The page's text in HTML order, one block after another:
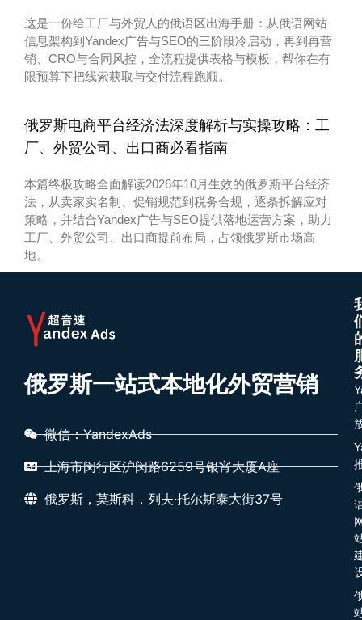
这是一份给工厂与外贸人的俄语区出海手册：从俄语网站
信息架构到Yandex广告与SEO的三阶段冷启动，再到再营
销、CRO与合同风控，全流程提供表格与模板，帮你在有
限预算下把线索获取与交付流程跑顺。
俄罗斯电商平台经济法深度解析与实操攻略：工
厂、外贸公司、出口商必看指南
本篇终极攻略全面解读2026年10月生效的俄罗斯平台经济
法，从卖家实名制、促销规范到税务合规，逐条拆解应对
策略，并结合Yandex广告与SEO提供落地运营方案，助力
工厂、外贸公司、出口商提前布局，占领俄罗斯市场高
地。
俄罗斯一站式本地化外贸营销
微信：YandexAds
上海市闵行区沪闵路6259号银宵大厦A座
俄罗斯，莫斯科，列夫·托尔斯泰大街37号